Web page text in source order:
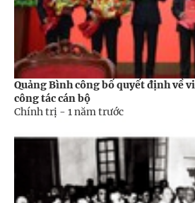
Quảng Bình công bố quyết định về
công tác cán bộ
Chính trị - 1 năm trước